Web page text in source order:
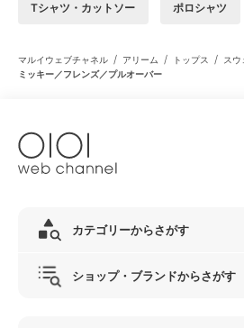
Tシャツ・カットソー ポロシャツ
マルイウェブチャネル / アリーム / トップス / スウ
ミッキー／フレンズ／プルオーバー
カテゴリーからさがす
ショップ・ブランドからさがす